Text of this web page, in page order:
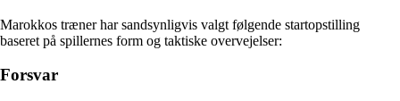
Marokkos træner har sandsynligvis valgt følgende startopstilling
baseret på spillernes form og taktiske overvejelser:
Forsvar